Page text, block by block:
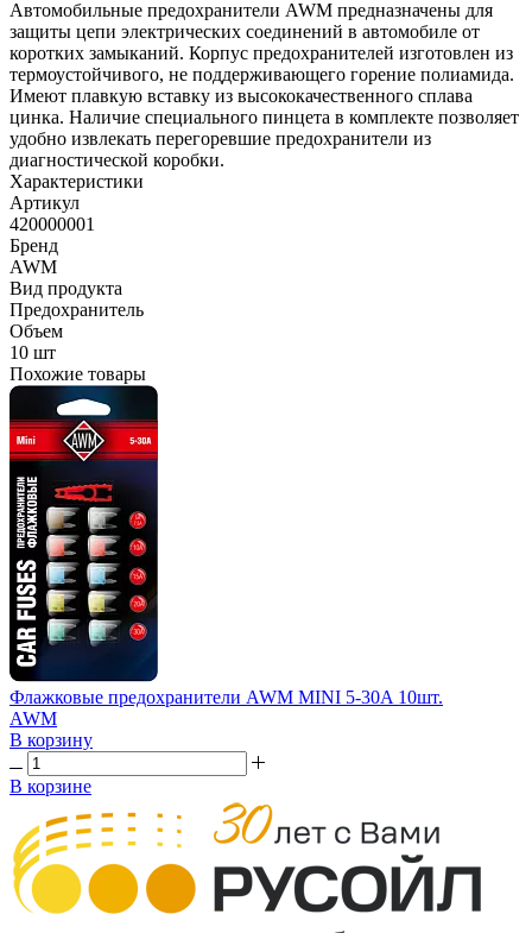
Автомобильные предохранители AWM предназначены для
защиты цепи электрических соединений в автомобиле от
коротких замыканий. Корпус предохранителей изготовлен из
термоустойчивого, не поддерживающего горение полиамида.
Имеют плавкую вставку из высококачественного сплава
цинка. Наличие специального пинцета в комплекте позволяет
удобно извлекать перегоревшие предохранители из
диагностической коробки.
Характеристики
Артикул
420000001
Бренд
AWM
Вид продукта
Предохранитель
Объем
10 шт
Похожие товары
Флажковые предохранители AWM MINI 5-30A 10шт.
AWM
В корзину
В корзине